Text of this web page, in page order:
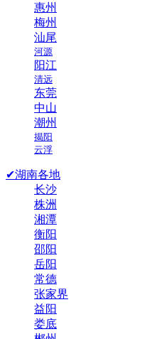
惠州
梅州
汕尾
河源
阳江
清远
东莞
中山
潮州
揭阳
云浮
✔湖南各地
长沙
株洲
湘潭
衡阳
邵阳
岳阳
常德
张家界
益阳
娄底